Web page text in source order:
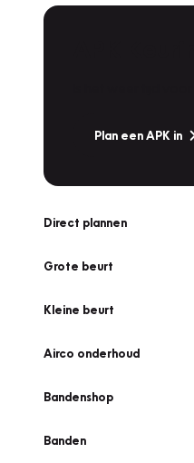
Plan een APK in
Direct plannen
Grote beurt
Kleine beurt
Airco onderhoud
Bandenshop
Banden